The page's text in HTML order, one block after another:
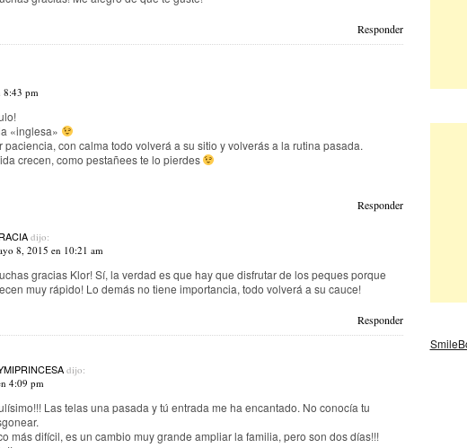
Responder
8:43 pm
«inglesa»
con calma todo volverá a su sitio y volverás a la rutina pasada.
crecen, como pestañees te lo pierdes
Responder
dijo:
8, 2015 en 10:21 am
gracias Klor! Sí, la verdad es que hay que disfrutar de los peques porque
muy rápido! Lo demás no tiene importancia, todo volverá a su cauce!
Responder
dijo:
4:09 pm
Las telas una pasada y tú entrada me ha encantado. No conocía tu
más difícil, es un cambio muy grande ampliar la familia, pero son dos días!!!